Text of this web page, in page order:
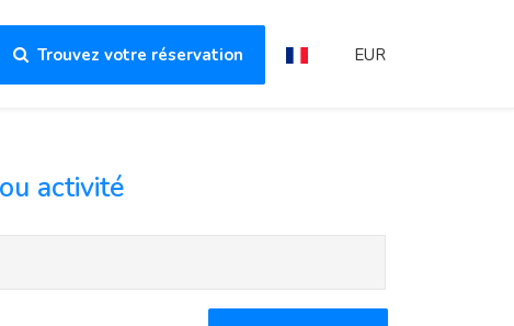
Trouvez votre réservation EUR
activité